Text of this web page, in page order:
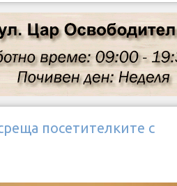
посетителките с